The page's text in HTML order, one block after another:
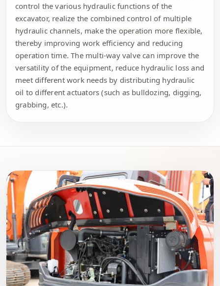
control the various hydraulic functions of the
excavator, realize the combined control of multiple
hydraulic channels, make the operation more flexible,
thereby improving work efficiency and reducing
operation time. The multi-way valve can improve the
versatility of the equipment, reduce hydraulic loss and
meet different work needs by distributing hydraulic
oil to different actuators (such as bulldozing, digging,
grabbing, etc.).